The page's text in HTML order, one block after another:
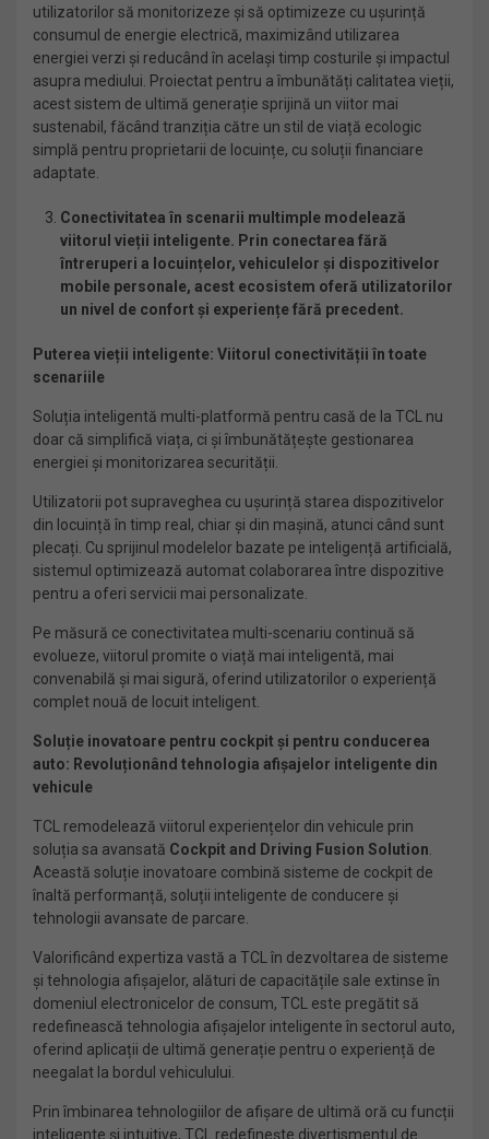
utilizatorilor să monitorizeze și să optimizeze cu ușurință
consumul de energie electrică, maximizând utilizarea
energiei verzi și reducând în același timp costurile și impactul
asupra mediului. Proiectat pentru a îmbunătăți calitatea vieții,
acest sistem de ultimă generație sprijină un viitor mai
sustenabil, făcând tranziția către un stil de viață ecologic
simplă pentru proprietarii de locuințe, cu soluții financiare
adaptate.
Conectivitatea în scenarii multimple modelează
viitorul vieții inteligente. Prin conectarea fără
întreruperi a locuințelor, vehiculelor și dispozitivelor
mobile personale, acest ecosistem oferă utilizatorilor
un nivel de confort și experiențe fără precedent.
Puterea vieții inteligente: Viitorul conectivității în toate
scenariile
Soluția inteligentă multi-platformă pentru casă de la TCL nu
doar că simplifică viața, ci și îmbunătățește gestionarea
energiei și monitorizarea securității.
Utilizatorii pot supraveghea cu ușurință starea dispozitivelor
din locuință în timp real, chiar și din mașină, atunci când sunt
plecați. Cu sprijinul modelelor bazate pe inteligență artificială,
sistemul optimizează automat colaborarea între dispozitive
pentru a oferi servicii mai personalizate.
Pe măsură ce conectivitatea multi-scenariu continuă să
evolueze, viitorul promite o viață mai inteligentă, mai
convenabilă și mai sigură, oferind utilizatorilor o experiență
complet nouă de locuit inteligent.
Soluție inovatoare pentru cockpit și pentru conducerea
auto: Revoluționând tehnologia afișajelor inteligente din
vehicule
TCL remodelează viitorul experiențelor din vehicule prin
soluția sa avansată Cockpit and Driving Fusion Solution.
Această soluție inovatoare combină sisteme de cockpit de
înaltă performanță, soluții inteligente de conducere și
tehnologii avansate de parcare.
Valorificând expertiza vastă a TCL în dezvoltarea de sisteme
și tehnologia afișajelor, alături de capacitățile sale extinse în
domeniul electronicelor de consum, TCL este pregătit să
redefinească tehnologia afișajelor inteligente în sectorul auto,
oferind aplicații de ultimă generație pentru o experiență de
neegalat la bordul vehiculului.
Prin îmbinarea tehnologiilor de afișare de ultimă oră cu funcții
inteligente și intuitive, TCL redefinește divertismentul de